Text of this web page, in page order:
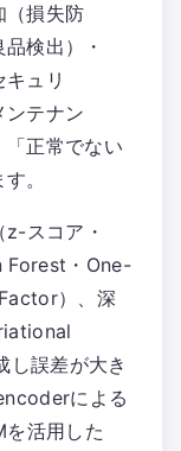
（損失防
検出）・
ュリ
ンテナン
「正常でない
。
スコア・
Forest・One-
）、深
誤差が大き
による
活用した